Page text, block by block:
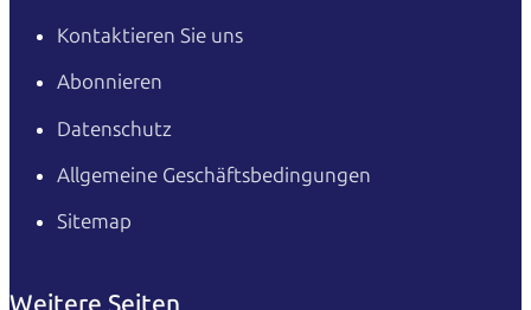
Kontaktieren Sie uns
Abonnieren
Datenschutz
Allgemeine Geschäftsbedingungen
Sitemap
Weitere Seiten